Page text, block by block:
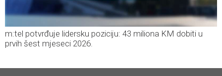
m:tel potvrđuje lidersku poziciju: 43 miliona KM dobiti u
prvih šest mjeseci 2026.